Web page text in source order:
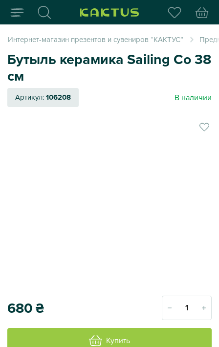
Интернет-магазин
Интернет-магазин презентов и сувениров “КАКТУС”
Бутыль керамика Sailing Co 38
см
Артикул:106208 В наличии
680₴
Купить